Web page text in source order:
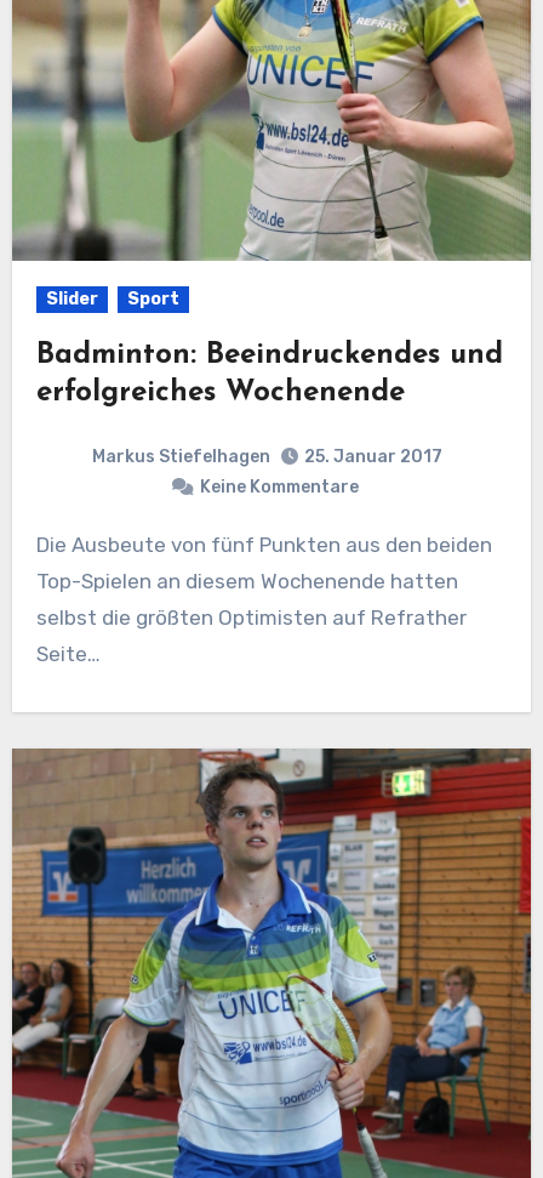
Slider Sport
Badminton: Beeindruckendes und
erfolgreiches Wochenende
Markus Stiefelhagen
25. Januar 2017
Keine Kommentare
Die Ausbeute von fünf Punkten aus den beiden
Top-Spielen an diesem Wochenende hatten
selbst die größten Optimisten auf Refrather
Seite…